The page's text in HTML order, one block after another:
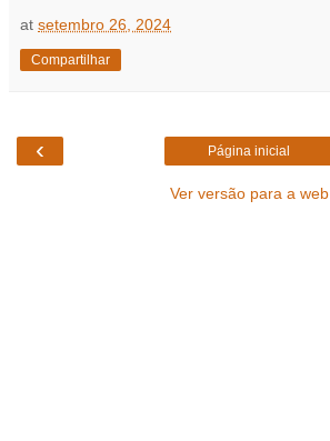
at setembro 26, 2024
Compartilhar
‹ Página inicial
Ver versão para a web